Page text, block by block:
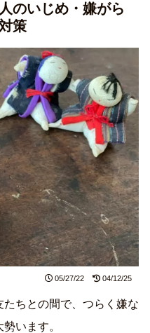
のいじめ・嫌がら
策
05/27/22 04/12/25
ちとの間で、つらく嫌な
います。